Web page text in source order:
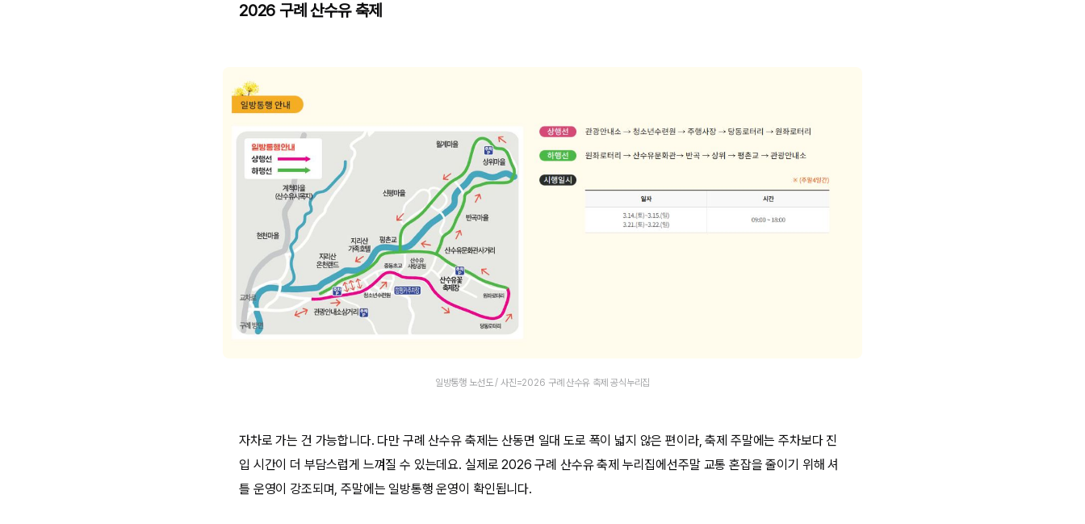
2026 구례 산수유 축제
일방통행 노선도 / 사진=2026 구례 산수유 축제 공식누리집
자차로 가는 건 가능합니다. 다만 구례 산수유 축제는 산동면 일대 도로 폭이 넓지 않은 편이라, 축제 주말에는 주차보다 진
입 시간이 더 부담스럽게 느껴질 수 있는데요. 실제로 2026 구례 산수유 축제 누리집에선주말 교통 혼잡을 줄이기 위해 셔
틀 운영이 강조되며, 주말에는 일방통행 운영이 확인됩니다.